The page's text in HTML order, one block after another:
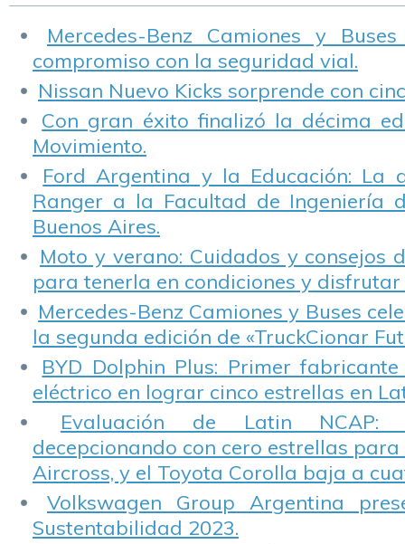
Mercedes-Benz Camiones y
compromiso con la seguridad vial.
Nissan Nuevo Kicks sorprende con
Con gran éxito finalizó la décima
Movimiento.
Ford Argentina y la Educación: La
Ranger a la Facultad de Ingeniería
Buenos Aires.
Moto y verano: Cuidados y consejos
para tenerla en condiciones y disfrutar
Mercedes-Benz Camiones y Buses
la segunda edición de «TruckCionar
BYD Dolphin Plus: Primer
eléctrico en lograr cinco estrellas en
Evaluación de Latin NCAP:
decepcionando con cero estrellas para
Aircross, y el Toyota Corolla baja a
Volkswagen Group Argentina
Sustentabilidad 2023.